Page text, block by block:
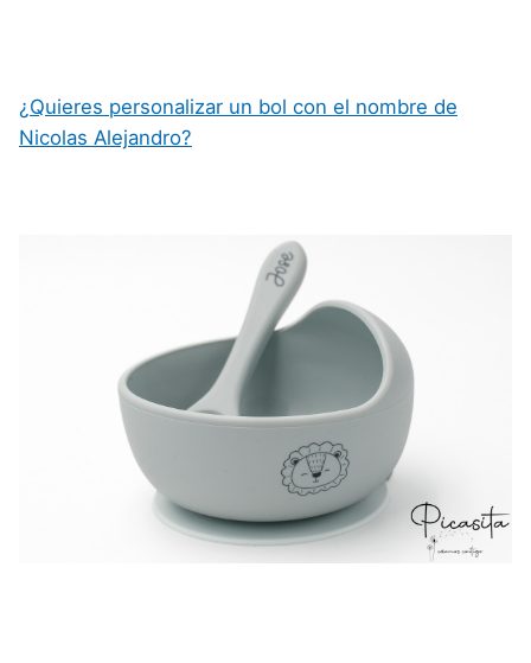
¿Quieres personalizar un bol con el nombre de
Nicolas Alejandro?